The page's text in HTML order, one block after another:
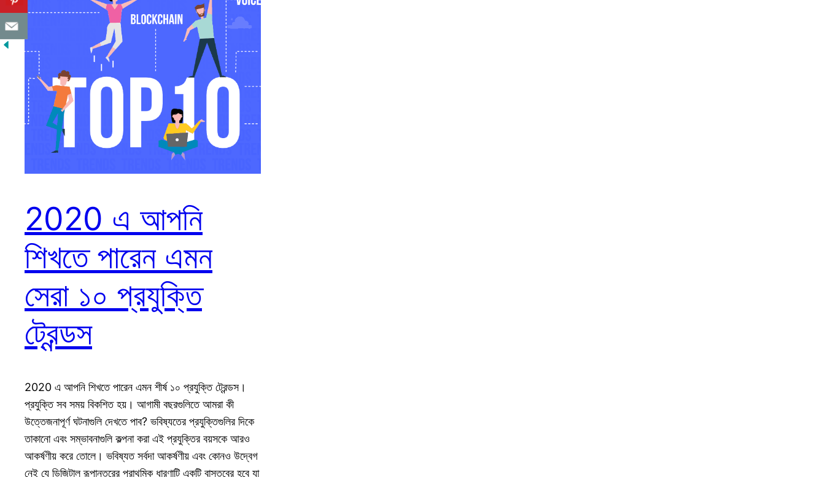
2020 এ আপনি
শিখতে পারেন এমন
সেরা ১০ প্রযুক্তি
ট্রেন্ডস
2020 এ আপনি শিখতে পারেন এমন শীর্ষ ১০ প্রযুক্তি ট্রেন্ডস।
প্রযুক্তি সব সময় বিকশিত হয়। আগামী বছরগুলিতে আমরা কী
উত্তেজনাপূর্ণ ঘটনাগুলি দেখতে পাব? ভবিষ্যতের প্রযুক্তিগুলির দিকে
তাকানো এবং সম্ভাবনাগুলি কল্পনা করা এই প্রযুক্তির বয়সকে আরও
আকর্ষণীয় করে তোলে। ভবিষ্যত সর্বদা আকর্ষণীয় এবং কোনও উদ্বেগ
নেই যে ডিজিটাল রূপান্তরের প্রাথমিক ধারণাটি একটি বাস্তবের হবে যা